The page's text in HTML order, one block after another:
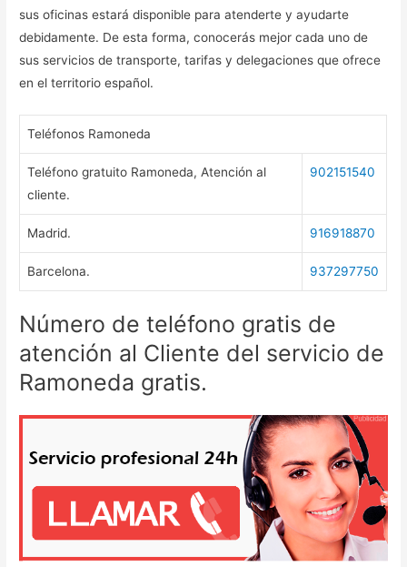
sus oficinas estará disponible para atenderte y ayudarte
debidamente. De esta forma, conocerás mejor cada uno de
sus servicios de transporte, tarifas y delegaciones que ofrece
en el territorio español.
Teléfonos Ramoneda
Teléfono gratuito Ramoneda, Atención al
cliente.
902151540
Madrid. 916918870
Barcelona. 937297750
Número de teléfono gratis de
atención al Cliente del servicio de
Ramoneda gratis.